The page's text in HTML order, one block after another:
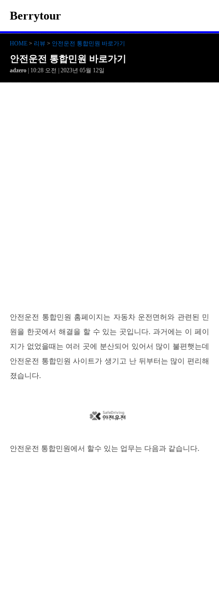
Berrytour
HOME > 리뷰 > 안전운전 통합민원 바로가기
안전운전 통합민원 바로가기
adzero | 10:28 오전 | 2023년 05월 12일
안전운전 통합민원 홈페이지는 자동차 운전면허와 관련된 민
원을 한곳에서 해결을 할 수 있는 곳입니다. 과거에는 이 페이
지가 없었을때는 여러 곳에 분산되어 있어서 많이 불편햇는데
안전운전 통합민원 사이트가 생기고 난 뒤부터는 많이 편리해
졌습니다.
안전운전 통합민원에서 할수 있는 업무는 다음과 같습니다.